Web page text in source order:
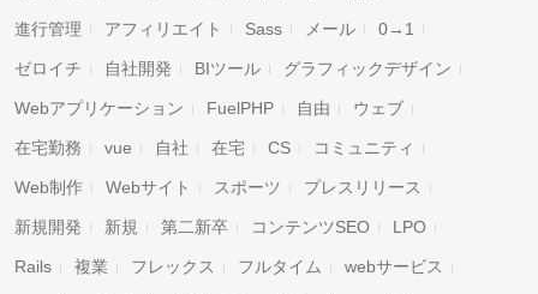
進行管理 アフィリエイト Sass メール 0→1
ゼロイチ 自社開発 BIツール グラフィックデザイン
Webアプリケーション FuelPHP 自由 ウェブ
在宅勤務 vue 自社 在宅 CS コミュニティ
Web制作 Webサイト スポーツ プレスリリース
新規開発 新規 第二新卒 コンテンツSEO LPO
Rails 複業 フレックス フルタイム webサービス